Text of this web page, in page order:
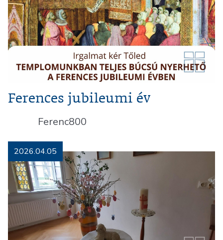
Ferences jubileumi év
Ferenc800
2026.04.05